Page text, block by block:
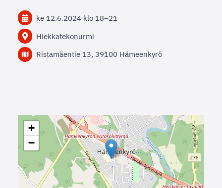
ke 12.6.2024 klo 18–21
Hiekkatekonurmi
Ristamäentie 13, 39100 Hämeenkyrö
+
−